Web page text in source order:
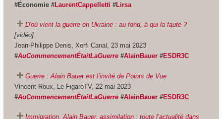
#Économie #LaurentCappelletti #Lirsa
D'où vient la guerre en Ukraine : au fond, à qui la faute ?
[vidéo]
Jean-Philippe Denis, Xerfi Canal, 23 mai 2023
#AuCommencementÉtaitLaGuerre#AlainBauer#ESDR3C
Guerre : Alain Bauer est l’invité de Points de Vue
Vincent Roux, Le FigaroTV, 22 mai 2023
#AuCommencementÉtaitLaGuerre#AlainBauer#ESDR3C
Immigration, Alain Bauer, assimilation : toute l’actualité dans